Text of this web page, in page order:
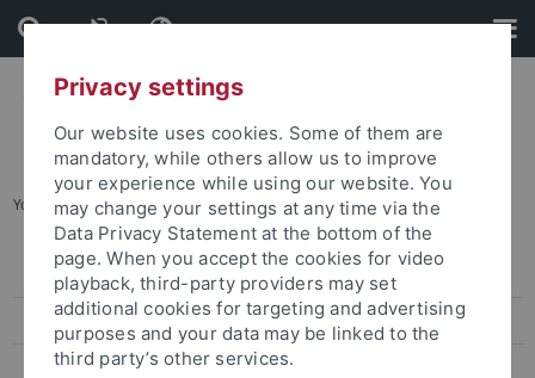
Skip
to
content
Skip
to
footer
You are here: Startseite ... Natascha Elxnath
Aktuelles
Veröffentlichungen
Forschung
Privacy settings
Our website uses cookies. Some of them are
mandatory, while others allow us to improve
your experience while using our website. You
may change your settings at any time via the
Data Privacy Statement at the bottom of the
page. When you accept the cookies for video
playback, third-party providers may set
additional cookies for targeting and advertising
purposes and your data may be linked to the
third party’s other services.